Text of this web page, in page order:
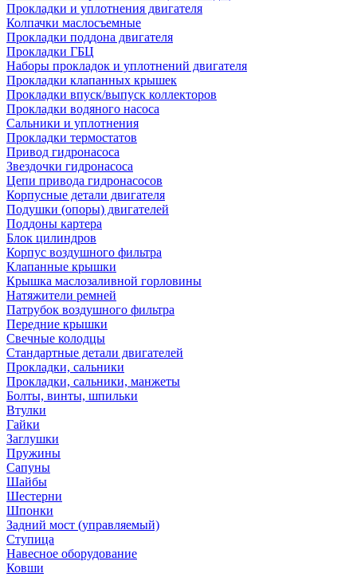
Прокладки и уплотнения двигателя
Колпачки маслосъемные
Прокладки поддона двигателя
Прокладки ГБЦ
Наборы прокладок и уплотнений двигателя
Прокладки клапанных крышек
Прокладки впуск/выпуск коллекторов
Прокладки водяного насоса
Сальники и уплотнения
Прокладки термостатов
Привод гидронасоса
Звездочки гидронасоса
Цепи привода гидронасосов
Корпусные детали двигателя
Подушки (опоры) двигателей
Поддоны картера
Блок цилиндров
Корпус воздушного фильтра
Клапанные крышки
Крышка маслозаливной горловины
Натяжители ремней
Патрубок воздушного фильтра
Передние крышки
Свечные колодцы
Стандартные детали двигателей
Прокладки, сальники
Прокладки, сальники, манжеты
Болты, винты, шпильки
Втулки
Гайки
Заглушки
Пружины
Сапуны
Шайбы
Шестерни
Шпонки
Задний мост (управляемый)
Ступица
Навесное оборудование
Ковши